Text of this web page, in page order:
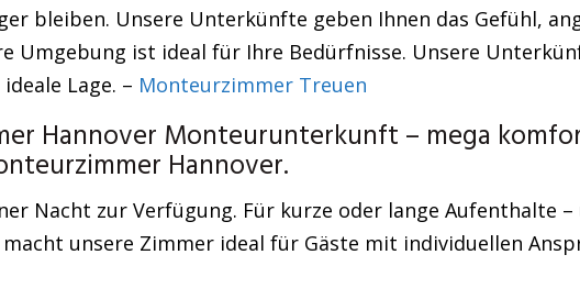
bleiben. Unsere Unterkünfte geben Ihnen das Gefühl,
Umgebung ist ideal für Ihre Bedürfnisse. Unsere
Lage. – Monteurzimmer Treuen
Hannover Monteurunterkunft – mega
Hannover.
Nacht zur Verfügung. Für kurze oder lange Aufenthalte –
unsere Zimmer ideal für Gäste mit individuellen